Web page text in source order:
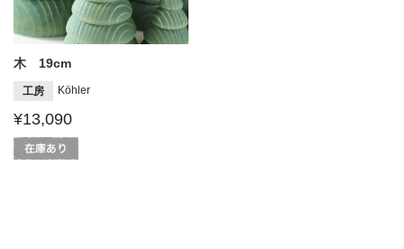
木 19cm
工房 Köhler
¥13,090